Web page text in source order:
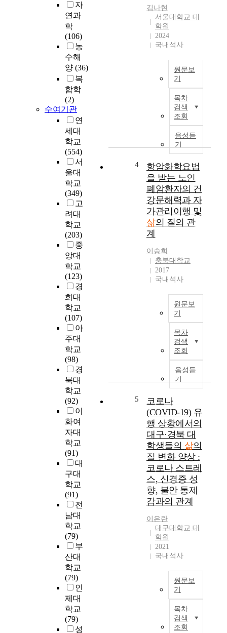
자
연과
학
(106)
농
수해
양 (36)
복
합학
(2)
수여기관
연
세대
학교
(554)
서
울대
학교
(349)
고
려대
학교
(203)
중
앙대
학교
(123)
경
희대
학교
(107)
아
주대
학교
(98)
경
북대
학교
(92)
이
화여
자대
학교
(91)
대
구대
학교
(91)
전
남대
학교
(79)
부
산대
학교
(79)
인
제대
학교
(79)
성
김나현
서울대학교 대
학원
2024
국내석사
원문보
기
목차
검색
조회
음성듣
기
4
항암화학요법
을 받는 노인
폐암환자의 건
강문해력과 자
가관리이행 및
삶의 질의 관
계
이승희
충북대학교
2017
국내석사
원문보
기
목차
검색
조회
음성듣
기
5
코로나
(COVID-19) 유
행 상황에서의
대구·경북 대
학생들의 삶의
질 변화 양상 :
코로나 스트레
스, 신경증 성
향, 불안 통제
감과의 관계
이은란
대구대학교 대
학원
2021
국내석사
원문보
기
목차
검색
조회